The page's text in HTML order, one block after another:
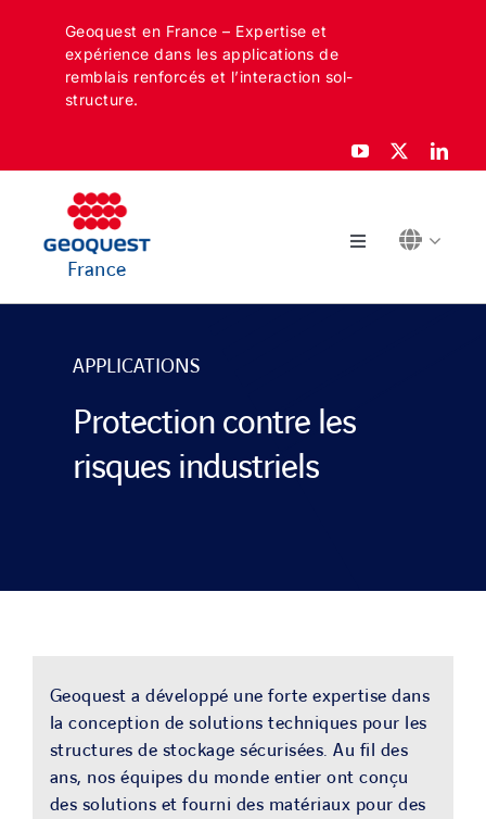
Geoquest en France – Expertise et
expérience dans les applications de
remblais renforcés et l’interaction sol-
structure.
France
Toggle
SECTEURS
APPLICATIONS
ACTU & MEDIA
CONTACT
APPLICATIONS
Protection contre les
risques industriels
Geoquest a développé une forte expertise dans
la conception de solutions techniques pour les
structures de stockage sécurisées. Au fil des
ans, nos équipes du monde entier ont conçu
des solutions et fourni des matériaux pour des